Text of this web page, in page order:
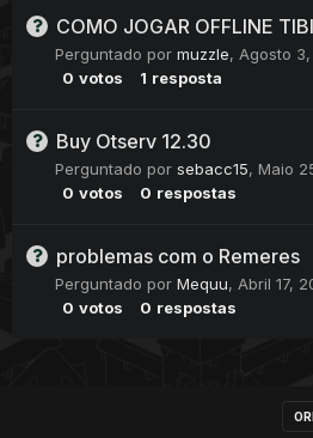
COMO JOGAR OFFLINE
Perguntado por muzzle, Agosto
0 votos 1 resposta
Buy Otserv 12.30
Perguntado por sebacc15, Maio
0 votos 0 respostas
problemas com o Remeres
Perguntado por Mequu, Abril 17,
0 votos 0 respostas